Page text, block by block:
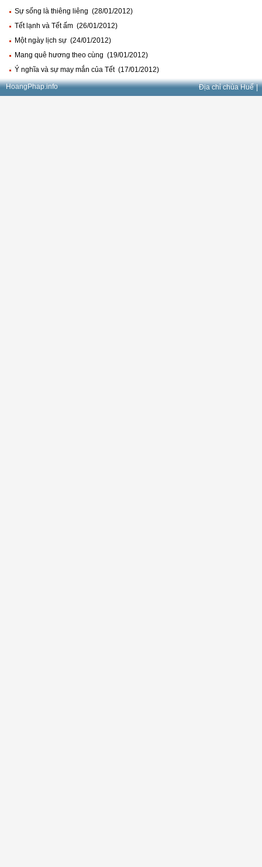
Sự sống là thiêng liêng (28/01/2012)
Tết lạnh và Tết ấm (26/01/2012)
Một ngày lịch sự (24/01/2012)
Mang quê hương theo cùng (19/01/2012)
Ý nghĩa và sự may mắn của Tết (17/01/2012)
HoangPhap.info Địa chỉ chùa Huế |